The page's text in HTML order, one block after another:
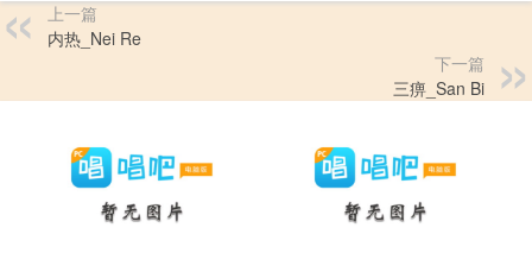
上一篇
内热_Nei Re
下一篇
三痹_San Bi